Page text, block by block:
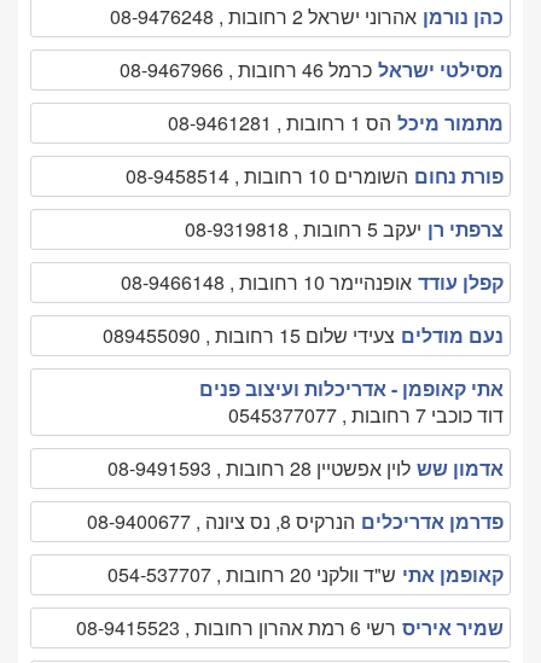
כהן נורמן אהרוני ישראל 2 רחובות , 08-9476248
מסילטי ישראל כרמל 46 רחובות , 08-9467966
מתמור מיכל הס 1 רחובות , 08-9461281
פורת נחום השומרים 10 רחובות , 08-9458514
צרפתי רן יעקב 5 רחובות , 08-9319818
קפלן עודד אופנהיימר 10 רחובות , 08-9466148
נעם מודלים צעידי שלום 15 רחובות , 089455090
אתי קאופמן - אדריכלות ועיצוב פנים
דוד כוכבי 7 רחובות , 0545377077
אדמון שש לוין אפשטיין 28 רחובות , 08-9491593
פדרמן אדריכלים הנרקיס 8, נס ציונה , 08-9400677
קאופמן אתי ש"ד וולקני 20 רחובות , 054-537707
שמיר איריס רשי 6 רמת אהרון רחובות , 08-9415523